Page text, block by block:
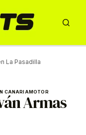
La Pasadilla
CANARIAMOTOR
Armas